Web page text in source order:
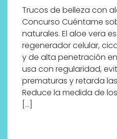
Trucos de belleza con
Concurso Cuéntame
naturales. El aloe vera
regenerador celular,
y de alta penetración
usa con regularidad,
prematuras y retarda
Reduce la medida de
[…]